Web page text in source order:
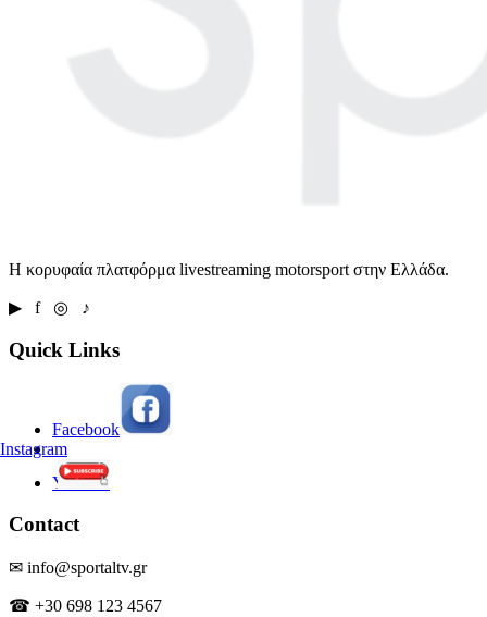
Η κορυφαία πλατφόρμα livestreaming motorsport στην Ελλάδα.
▶ f ◎ ♪
Quick Links
Facebook
Instagram
Youtube
Contact
✉ info@sportaltv.gr
☎ +30 698 123 4567